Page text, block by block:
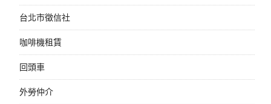
台北市徵信社
咖啡機租賃
回頭車
外勞仲介